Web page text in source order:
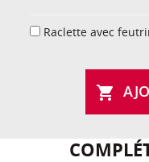
Raclette avec
